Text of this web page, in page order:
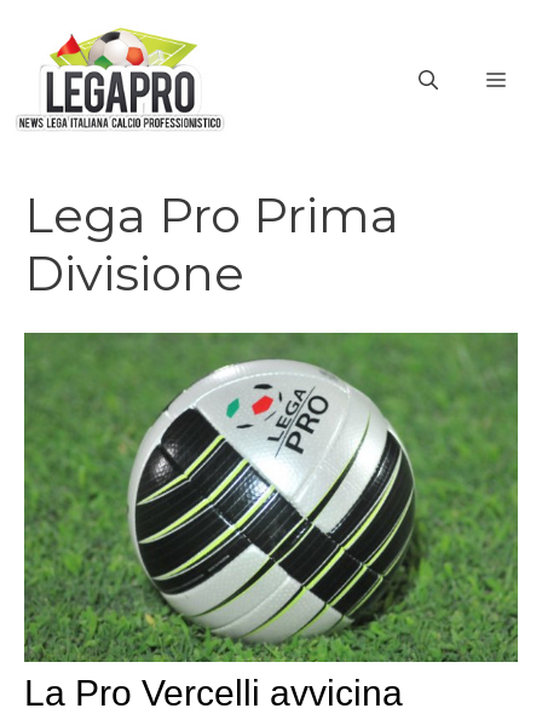
contenuto
Lega Pro Prima
Divisione
La Pro Vercelli avvicina